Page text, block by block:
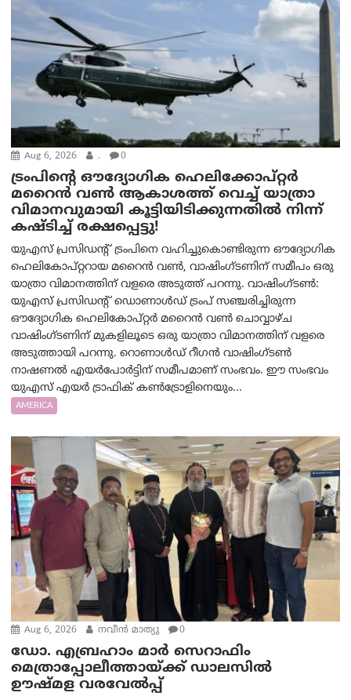
Aug 6, 2026 . 0
ട്രം‌പിന്റെ ഔദ്യോഗിക ഹെലിക്കോപ്റ്റര്‍
മറൈന്‍ വണ്‍ ആകാശത്ത് വെച്ച് യാത്രാ
വിമാനവുമായി കൂട്ടിയിടിക്കുന്നതിൽ നിന്ന്
കഷ്ടിച്ച് രക്ഷപ്പെട്ടു!
യുഎസ് പ്രസിഡന്റ് ട്രംപിനെ വഹിച്ചുകൊണ്ടിരുന്ന ഔദ്യോഗിക
ഹെലികോപ്റ്ററായ മറൈൻ വൺ, വാഷിംഗ്ടണിന് സമീപം ഒരു
യാത്രാ വിമാനത്തിന് വളരെ അടുത്ത് പറന്നു. വാഷിംഗ്ടണ്‍:
യുഎസ് പ്രസിഡന്റ് ഡൊണാൾഡ് ട്രംപ് സഞ്ചരിച്ചിരുന്ന
ഔദ്യോഗിക ഹെലികോപ്റ്റർ മറൈൻ വൺ ചൊവ്വാഴ്ച
വാഷിംഗ്ടണിന് മുകളിലൂടെ ഒരു യാത്രാ വിമാനത്തിന് വളരെ
അടുത്തായി പറന്നു. റൊണാൾഡ് റീഗൻ വാഷിംഗ്ടൺ
നാഷണൽ എയർപോർട്ടിന് സമീപമാണ് സംഭവം. ഈ സംഭവം
യുഎസ് എയർ ട്രാഫിക് കൺട്രോളിനെയും...
AMERICA
Aug 6, 2026 നവീൻ മാത്യു 0
ഡോ. എബ്രഹാം മാർ സെറാഫിം
മെത്രാപ്പോലീത്തായ്ക്ക് ഡാലസിൽ
ഊഷ്മള വരവേൽപ്പ്